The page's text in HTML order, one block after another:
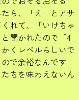
ら、「えーとアサ
れて、「いけちゃ
聞かれたので「4
くレベルらしいで
で余裕なんです
ちを味わえないん